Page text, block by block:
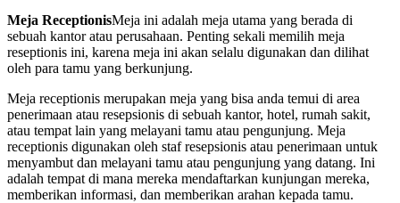
Meja ReceptionisMeja ini adalah meja utama yang berada di
sebuah kantor atau perusahaan. Penting sekali memilih meja
reseptionis ini, karena meja ini akan selalu digunakan dan dilihat
oleh para tamu yang berkunjung.
Meja receptionis merupakan meja yang bisa anda temui di area
penerimaan atau resepsionis di sebuah kantor, hotel, rumah sakit,
atau tempat lain yang melayani tamu atau pengunjung. Meja
receptionis digunakan oleh staf resepsionis atau penerimaan untuk
menyambut dan melayani tamu atau pengunjung yang datang. Ini
adalah tempat di mana mereka mendaftarkan kunjungan mereka,
memberikan informasi, dan memberikan arahan kepada tamu.